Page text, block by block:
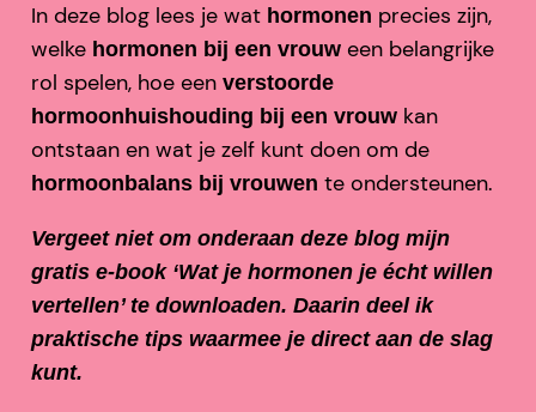
In deze blog lees je wat hormonen precies zijn,
welke hormonen bij een vrouween belangrijke
rol spelen, hoe een verstoorde
hormoonhuishouding bij een vrouwkan
ontstaan en wat je zelf kunt doen om de
hormoonbalans bij vrouwen te ondersteunen.
Vergeet niet om onderaan deze blog mijn
gratis e-book ‘Wat je hormonen je écht willen
vertellen’ te downloaden. Daarin deel ik
praktische tips waarmee je direct aan de slag
kunt.